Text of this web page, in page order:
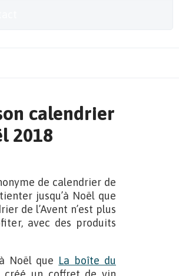
calendrier
2018
de calendrier de
jusqu’à Noël que
de l’Avent n’est plus
avec des produits
Noël que La boîte du